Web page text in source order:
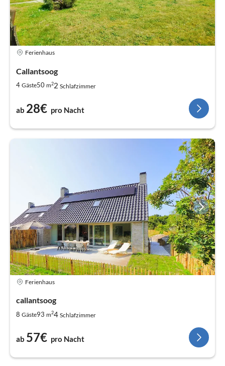
Ferienhaus
Callantsoog
4 Gäste50 m22 Schlafzimmer
ab 28€ pro Nacht
Ferienhaus
callantsoog
8 Gäste93 m24 Schlafzimmer
ab 57€ pro Nacht